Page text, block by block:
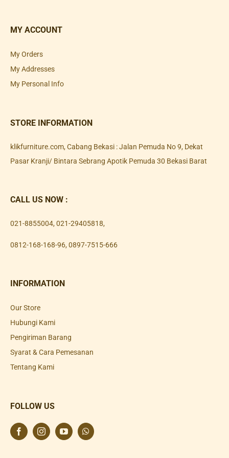
MY ACCOUNT
My Orders
My Addresses
My Personal Info
STORE INFORMATION
klikfurniture.com, Cabang Bekasi : Jalan Pemuda No 9, Dekat
Pasar Kranji/ Bintara Sebrang Apotik Pemuda 30 Bekasi Barat
CALL US NOW :
021-8855004, 021-29405818,
0812-168-168-96, 0897-7515-666
INFORMATION
Our Store
Hubungi Kami
Pengiriman Barang
Syarat & Cara Pemesanan
Tentang Kami
FOLLOW US